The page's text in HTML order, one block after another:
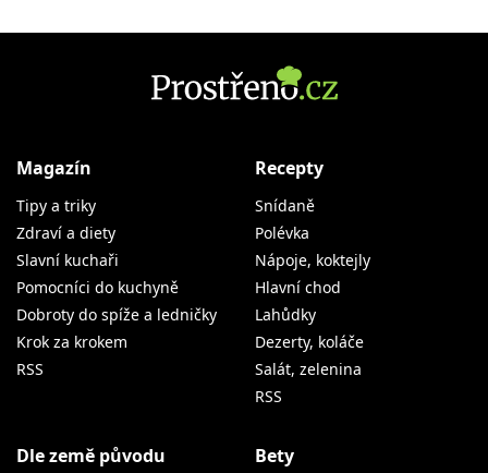
Magazín
Tipy a triky
Zdraví a diety
Slavní kuchaři
Pomocníci do kuchyně
Dobroty do spíže a ledničky
Krok za krokem
RSS
Recepty
Snídaně
Polévka
Nápoje, koktejly
Hlavní chod
Lahůdky
Dezerty, koláče
Salát, zelenina
RSS
Dle země původu Bety